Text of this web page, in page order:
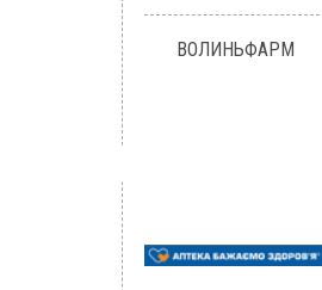
ВОЛИНЬФАРМ